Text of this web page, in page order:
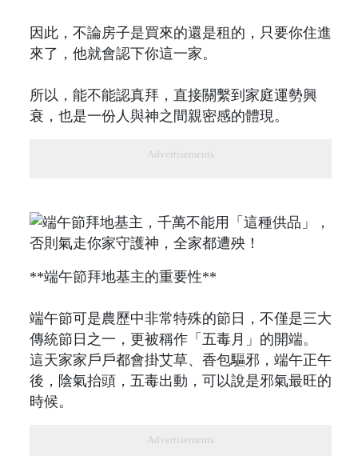
因此，不論房子是買來的還是租的，只要你住進
來了，他就會認下你這一家。
所以，能不能認真拜，直接關繫到家庭運勢興
衰，也是一份人與神之間親密感的體現。
Advertisements
**端午節拜地基主的重要性**
端午節可是農歷中非常特殊的節日，不僅是三大
傳統節日之一，更被稱作「五毒月」的開端。
這天家家戶戶都會掛艾草、香包驅邪，端午正午
後，陰氣抬頭，五毒出動，可以說是邪氣最旺的
時候。
Advertisements